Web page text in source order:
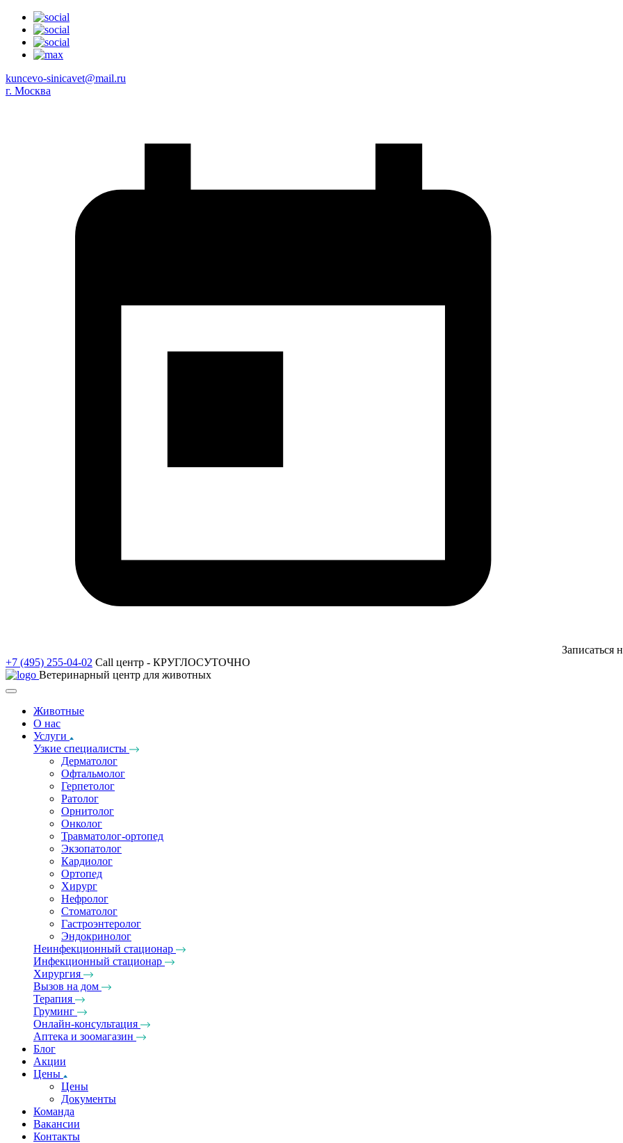
kuncevo-sinicavet@mail.ru
г. Москва
Записаться
+7 (495) 255-04-02 Call центр - КРУГЛОСУТОЧНО
Ветеринарный центр для животных
Животные
О нас
Услуги
Узкие специалисты
Дерматолог
Офтальмолог
Герпетолог
Ратолог
Орнитолог
Онколог
Травматолог-ортопед
Экзопатолог
Кардиолог
Ортопед
Хирург
Нефролог
Стоматолог
Гастроэнтеролог
Эндокринолог
Неинфекционный стационар
Инфекционный стационар
Хирургия
Вызов на дом
Терапия
Груминг
Онлайн-консультация
Аптека и зоомагазин
Блог
Акции
Цены
Цены
Документы
Команда
Вакансии
Контакты